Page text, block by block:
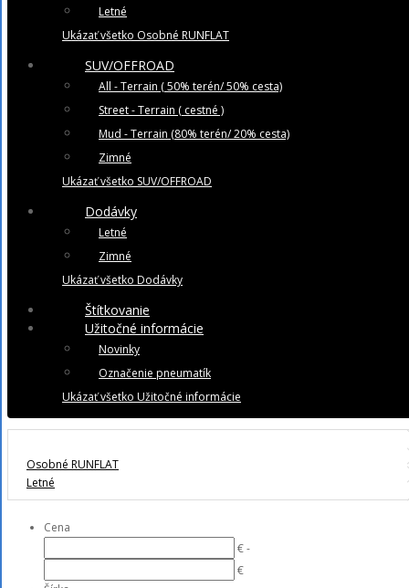
Letné
Ukázať všetko Osobné RUNFLAT
SUV/OFFROAD
All - Terrain ( 50% terén/ 50% cesta)
Street - Terrain ( cestné )
Mud - Terrain (80% terén/ 20% cesta)
Zimné
Ukázať všetko SUV/OFFROAD
Dodávky
Letné
Zimné
Ukázať všetko Dodávky
Štítkovanie
Užitočné informácie
Novinky
Označenie pneumatík
Ukázať všetko Užitočné informácie
Osobné RUNFLAT
Letné
Cena
€ -
€